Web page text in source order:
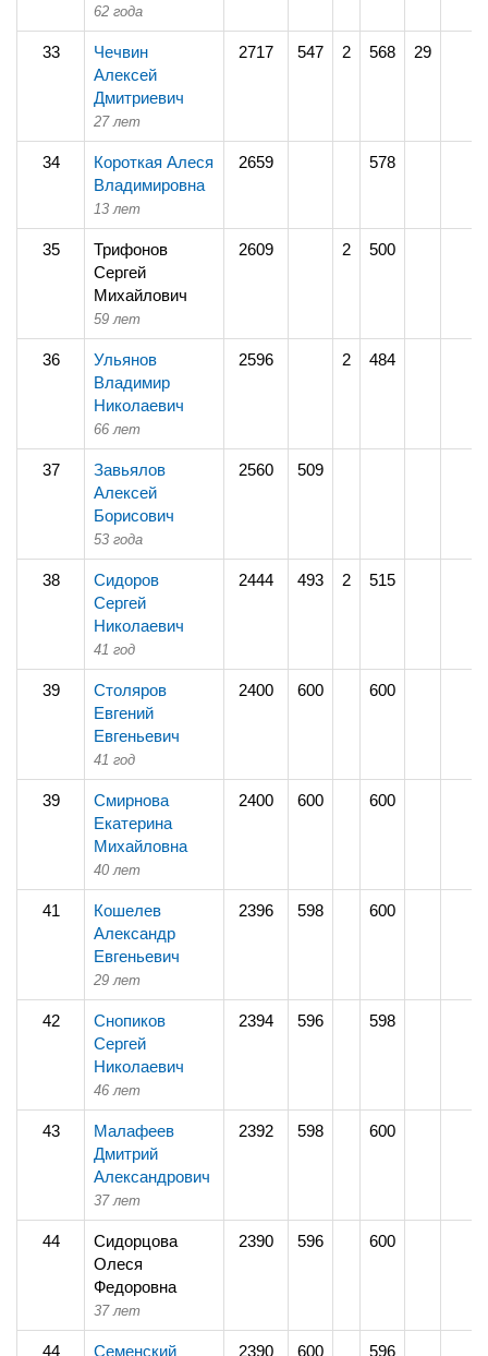
62 года
33
Чечвин
Алексей
Дмитриевич
27 лет
2717 547 2 568 29
34
Короткая Алеся
Владимировна
13 лет
2659 578
35
Трифонов
Сергей
Михайлович
59 лет
2609 2 500
36
Ульянов
Владимир
Николаевич
66 лет
2596 2 484
37
Завьялов
Алексей
Борисович
53 года
2560 509
38
Сидоров
Сергей
Николаевич
41 год
2444 493 2 515
39
Столяров
Евгений
Евгеньевич
41 год
2400 600 600
39
Смирнова
Екатерина
Михайловна
40 лет
2400 600 600
41
Кошелев
Александр
Евгеньевич
29 лет
2396 598 600
42
Снопиков
Сергей
Николаевич
46 лет
2394 596 598
43
Малафеев
Дмитрий
Александрович
37 лет
2392 598 600
44
Сидорцова
Олеся
Федоровна
37 лет
2390 596 600
44
Семенский
2390 600 596